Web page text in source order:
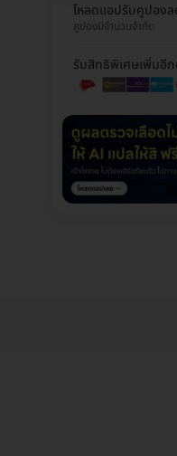
โหลดแอปรับคูปอง
คูปองมีจำนวนจำกัด
รับสิทธิพิเศษเพิ่มอี